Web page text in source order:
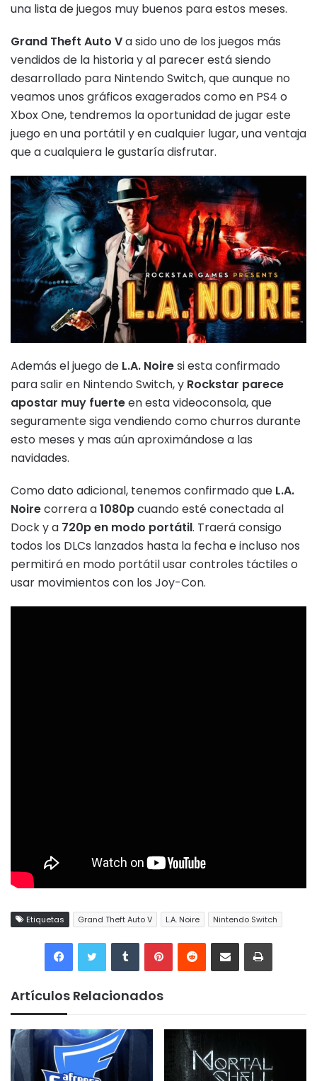
una lista de juegos muy buenos para estos meses.
Grand Theft Auto Va sido uno de los juegos más
vendidos de la historia y al parecer está siendo
desarrollado para Nintendo Switch, que aunque no
veamos unos gráficos exagerados como en PS4 o
Xbox One, tendremos la oportunidad de jugar este
juego en una portátil y en cualquier lugar, una ventaja
que a cualquiera le gustaría disfrutar.
Además el juego de L.A. Noiresi esta confirmado
para salir en Nintendo Switch, y Rockstar parece
apostar muy fuerteen esta videoconsola, que
seguramente siga vendiendo como churros durante
esto meses y mas aún aproximándose a las
navidades.
Como dato adicional, tenemos confirmado que L.A.
Noirecorrera a1080pcuando esté conectada al
Dock y a 720p en modo portátil. Traerá consigo
todos los DLCs lanzados hasta la fecha e incluso nos
permitirá en modo portátil usar controles táctiles o
usar movimientos con los Joy-Con.
Etiquetas Grand Theft Auto V L.A. Noire Nintendo Switch
TumblrPinterestReddit Compartir por correo electrónicoImprimir
Artículos Relacionados